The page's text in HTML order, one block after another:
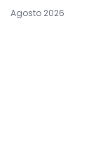
Agosto 2026